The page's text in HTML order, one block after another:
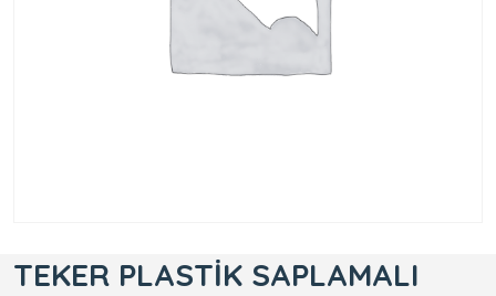
TEKER PLASTİK SAPLAMALI